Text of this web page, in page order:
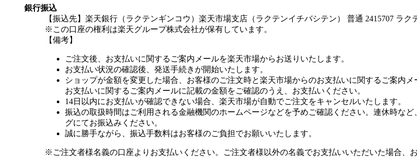
銀行振込
【振込先】楽天銀行（ラクテンギンコウ）楽天市場支店（ラクテンイチバシテン） 普通 2415707 ラ
※この口座の権利は楽天グループ株式会社が保有しています。
【備考】
ご注文後、お支払いに関するご案内メールを楽天市場からお送りいたします。
お支払い状況の確認後、発送手続きが開始いたします。
ショップが金額を変更した場合、お客様のご注文時と楽天市場からのお支払いに関するご案内メ
お支払いに関するご案内メールに記載の金額をご確認のうえ、お支払いください。
14日以内にお支払いが確認できない場合、楽天市場が自動でご注文をキャンセルいたします。
振込の取扱時間はご利用される金融機関のホームページなどを予めご確認ください。連休時な
グにてお振込みください。
誠に勝手ながら、振込手数料はお客様のご負担でお願いいたします。
※ご注文者様名義の口座よりお支払いください。ご注文者様以外の名義でお支払いいただいた場合、